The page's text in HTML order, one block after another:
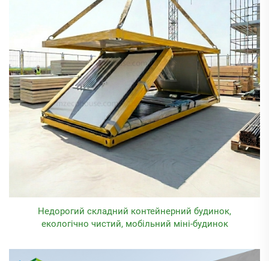
Недорогий складний контейнерний будинок,
екологічно чистий, мобільний міні-будинок